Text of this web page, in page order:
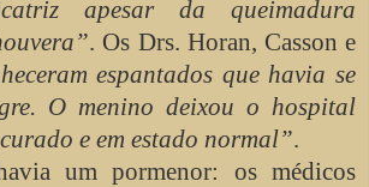
apesar da queimadura
. Os Drs. Horan, Casson e
espantados que havia se
O menino deixou o hospital
e em estado normal”.
um pormenor: os médicos